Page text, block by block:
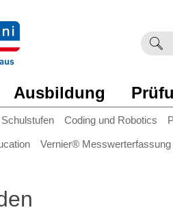
Schulstufen Coding und Robotics
Vernier® Messwerterfassung
Ausbildung